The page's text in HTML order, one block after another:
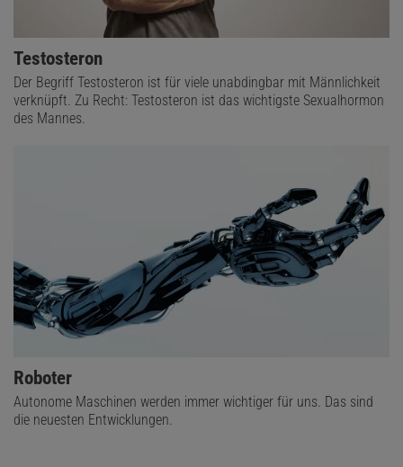
Testosteron
Der Begriff Testosteron ist für viele unabdingbar mit Männlichkeit
verknüpft. Zu Recht: Testosteron ist das wichtigste Sexualhormon
des Mannes.
Roboter
Autonome Maschinen werden immer wichtiger für uns. Das sind
die neuesten Entwicklungen.